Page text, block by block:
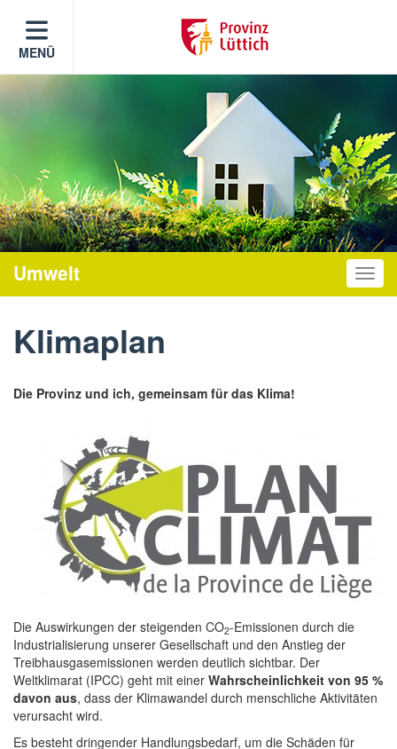
MENÜ
Umwelt
Klimaplan
Die Provinz und ich, gemeinsam für das Klima!
Die Auswirkungen der steigenden CO2-Emissionen durch die
Industrialisierung unserer Gesellschaft und den Anstieg der
Treibhausgasemissionen werden deutlich sichtbar. Der
Weltklimarat (IPCC) geht mit einer Wahrscheinlichkeit von 95 %
davon aus, dass der Klimawandel durch menschliche Aktivitäten
verursacht wird.
Es besteht dringender Handlungsbedarf, um die Schäden für